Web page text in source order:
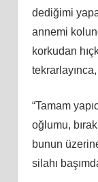
dediğimi
annemi
korkudan
“Tamam
oğlumu,
bunun
silahı